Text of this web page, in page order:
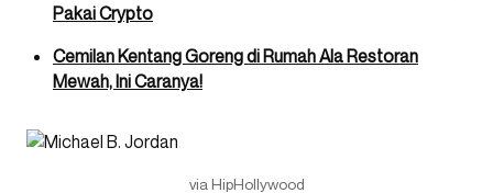
Pakai Crypto
Cemilan Kentang Goreng di Rumah Ala Restoran
Mewah, Ini Caranya!
via HipHollywood